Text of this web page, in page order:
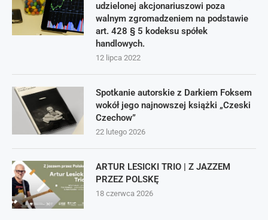
udzielonej akcjonariuszowi poza
walnym zgromadzeniem na podstawie
art. 428 § 5 kodeksu spółek
handlowych.
12 lipca 2022
Spotkanie autorskie z Darkiem Foksem
wokół jego najnowszej książki „Czeski
Czechow”
22 lutego 2026
ARTUR LESICKI TRIO | Z JAZZEM
PRZEZ POLSKĘ
18 czerwca 2026